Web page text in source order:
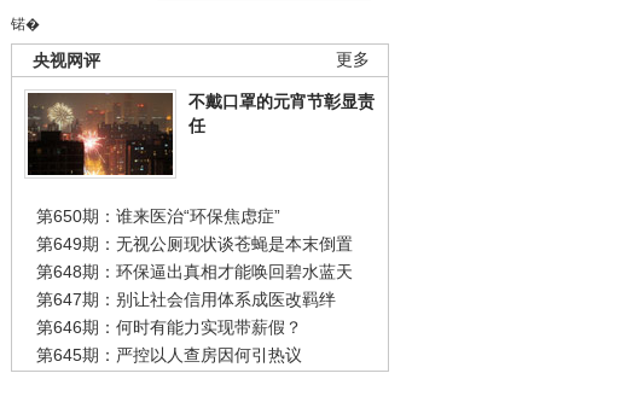
锘�
更多
央视网评
不戴口罩的元宵节彰显责
任
第650期：谁来医治“环保焦虑症”
第649期：无视公厕现状谈苍蝇是本末倒置
第648期：环保逼出真相才能唤回碧水蓝天
第647期：别让社会信用体系成医改羁绊
第646期：何时有能力实现带薪假？
第645期：严控以人查房因何引热议